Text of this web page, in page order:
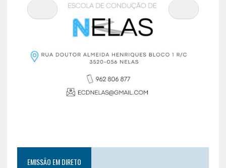
EMISSÃO EM DIRETO